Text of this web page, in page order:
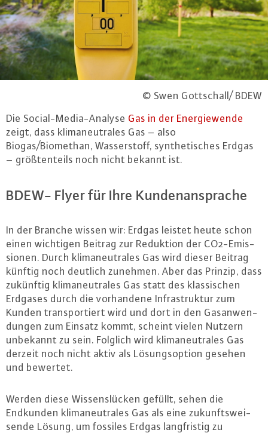
© Swen Gottschall/ BDEW
Die So­ci­al-Me­dia-Ana­ly­se Gas in der En­er­gie­wen­de
zeigt, dass kli­ma­neu­tra­les Gas – also
Biogas/Biomethan, Was­ser­stoff, syn­the­ti­sches Erdgas
– größ­ten­teils noch nicht bekannt ist.
BDEW- Flyer für Ihre Kun­den­an­spra­che
In der Branche wissen wir: Erdgas leistet heute schon
einen wichtigen Beitrag zur Reduktion der CO2-Emis­
sio­nen. Durch kli­ma­neu­tra­les Gas wird dieser Beitrag
künftig noch deutlich zunehmen. Aber das Prinzip, dass
zukünftig kli­ma­neu­tra­les Gas statt des klas­si­schen
Erdgases durch die vor­han­de­ne In­fra­struk­tur zum
Kunden trans­por­tiert wird und dort in den Gas­an­wen­
dun­gen zum Einsatz kommt, scheint vielen Nutzern
unbekannt zu sein. Folglich wird kli­ma­neu­tra­les Gas
derzeit noch nicht aktiv als Lö­sungs­op­ti­on gesehen
und bewertet.
Werden diese Wis­sens­lü­cken gefüllt, sehen die
Endkunden kli­ma­neu­tra­les Gas als eine zu­kunfts­wei­
sen­de Lösung, um fossiles Erdgas lang­fris­tig zu